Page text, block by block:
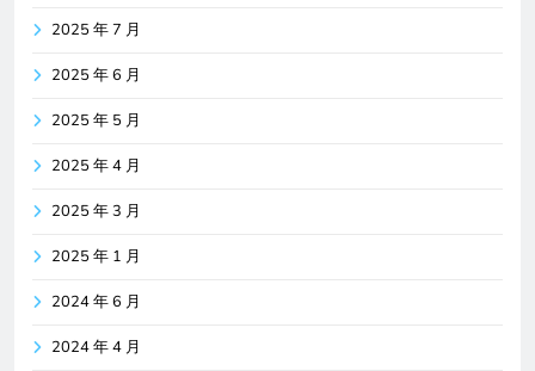
2025 年 7 月
2025 年 6 月
2025 年 5 月
2025 年 4 月
2025 年 3 月
2025 年 1 月
2024 年 6 月
2024 年 4 月